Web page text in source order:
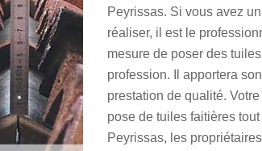
Peyrissas. Si vous avez
réaliser, il est le
mesure de poser des
profession. Il apportera
prestation de qualité.
pose de tuiles faitières
Peyrissas, les